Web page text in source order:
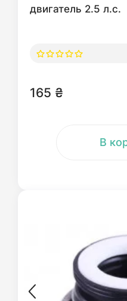
двигатель 2.5 л.с.
165 ₴
В